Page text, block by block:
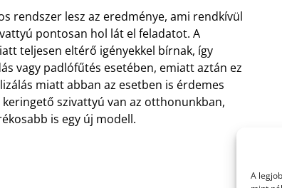
A
rendszer lesz az eredménye, ami rendkívül
pontosan hol lát el feladatot. A
teljesen eltérő igényekkel bírnak, így
vagy padlófűtés esetében, emiatt aztán ez
miatt abban az esetben is érdemes
szivattyú van az otthonunkban,
is egy új modell.